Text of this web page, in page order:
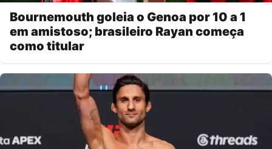
Bournemouth goleia o Genoa por 10 a 1
em amistoso; brasileiro Rayan começa
como titular